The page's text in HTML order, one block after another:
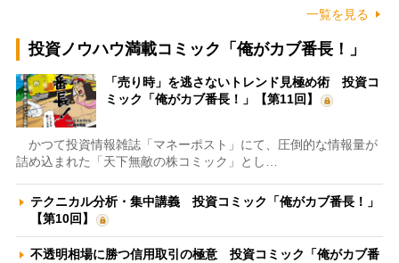
一覧を見る
投資ノウハウ満載コミック「俺がカブ番長！」
「売り時」を逃さないトレンド見極め術 投資コ
ミック「俺がカブ番長！」【第11回】
かつて投資情報雑誌「マネーポスト」にて、圧倒的な情報量が
詰め込まれた「天下無敵の株コミック」とし…
テクニカル分析・集中講義 投資コミック「俺がカブ番長！」
【第10回】
不透明相場に勝つ信用取引の極意 投資コミック「俺がカブ番